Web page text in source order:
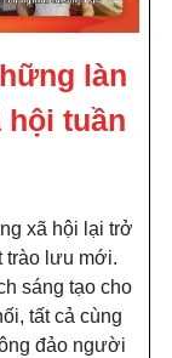
làn
hội tuần
xã hội lại trở
trào lưu mới.
sáng tạo cho
tất cả cùng
đảo người